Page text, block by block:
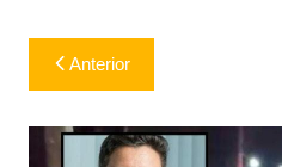
Navegação
de
Post
Anterior